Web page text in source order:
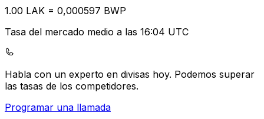
1.00 LAK = 0,000597 BWP
Tasa del mercado medio a las 16:04 UTC
Habla con un experto en divisas hoy. Podemos superar
las tasas de los competidores.
Programar una llamada